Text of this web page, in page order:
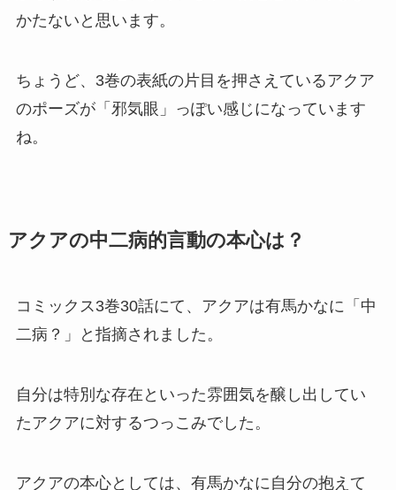
かたないと思います。
ちょうど、3巻の表紙の片目を押さえているアクア
のポーズが「邪気眼」っぽい感じになっています
ね。
アクアの中二病的言動の本心は？
コミックス3巻30話にて、アクアは有馬かなに「中
二病？」と指摘されました。
自分は特別な存在といった雰囲気を醸し出してい
たアクアに対するつっこみでした。
アクアの本心としては、有馬かなに自分の抱えて